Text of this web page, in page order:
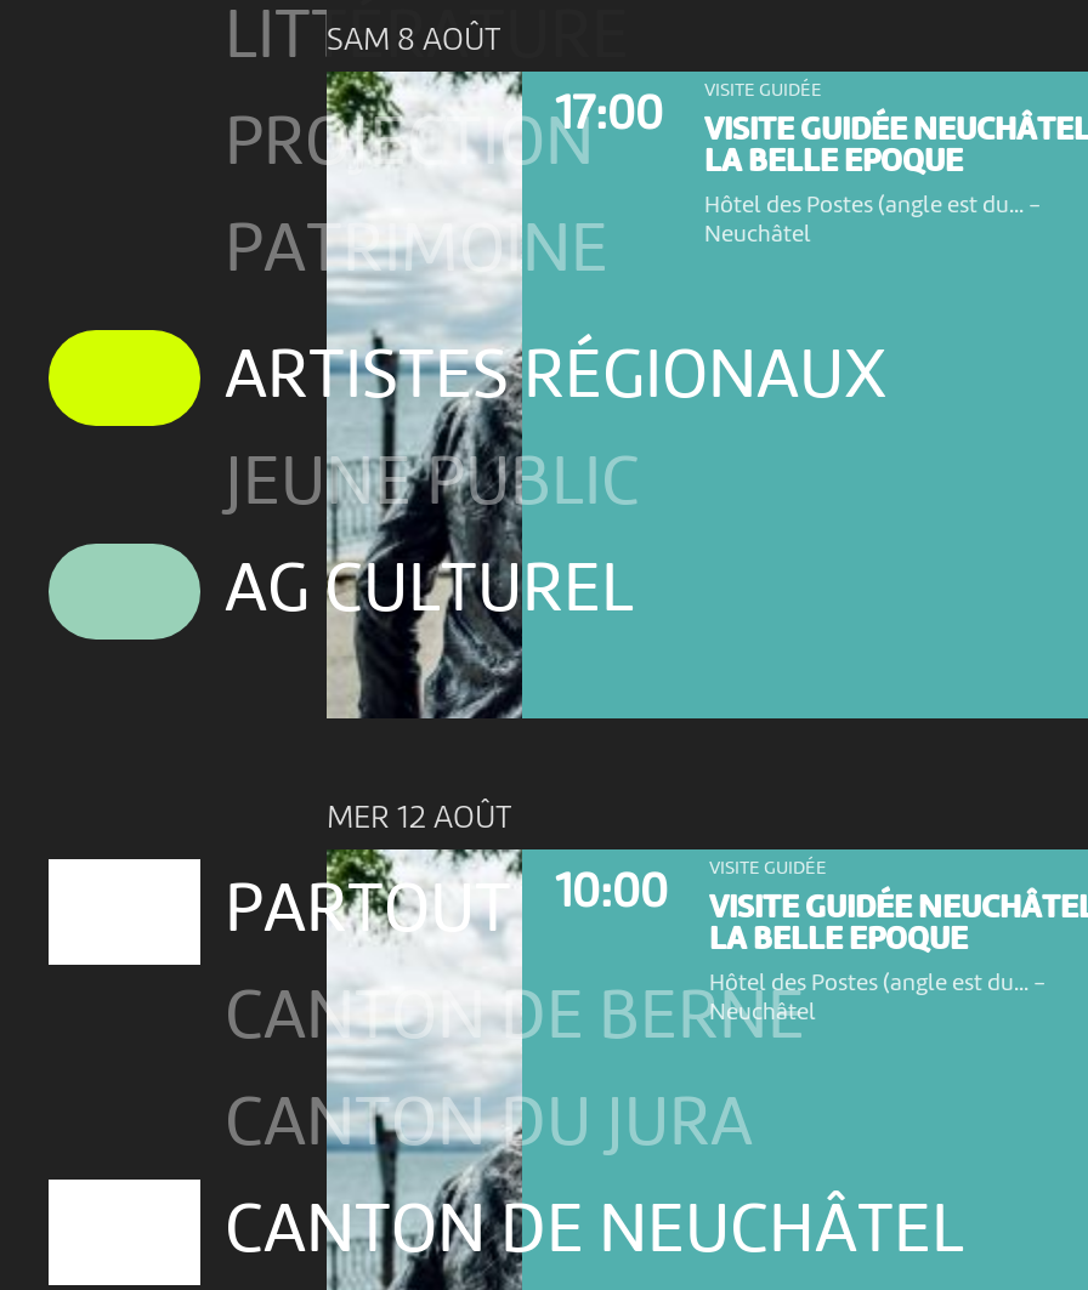
LITTÉRATURE
PROJECTION
PATRIMOINE
ARTISTES RÉGIONAUX
JEUNE PUBLIC
AG CULTUREL
PARTOUT
CANTON DE BERNE
CANTON DU JURA
CANTON DE NEUCHÂTEL
SAM 8 AOÛT
17:00 VISITE GUIDÉE
VISITE GUIDÉE
LA BELLE EPOQUE
Hôtel des Postes (angle est du... -
Neuchâtel
MER 12 AOÛT
10:00 VISITE GUIDÉE
VISITE GUIDÉE
LA BELLE EPOQUE
Hôtel des Postes (angle est du... -
Neuchâtel